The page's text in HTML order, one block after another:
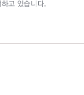
고 있습니다.